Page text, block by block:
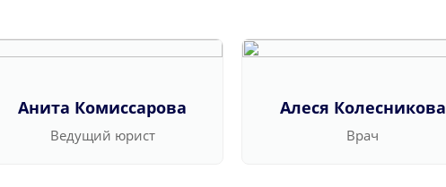
Анита Комиссарова
Ведущий юрист
Алеся Колесникова
Врач